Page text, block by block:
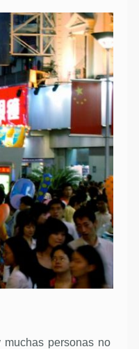
personas no